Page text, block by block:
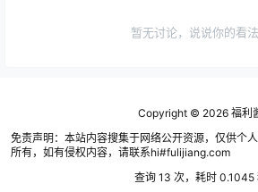
暂无讨论，说说你的看
Copyright © 2026 福利
免责声明：本站内容搜集于网络公开资源，仅供个
所有，如有侵权内容，请联系hi#fulijiang.com
查询 13 次，耗时 0.1045